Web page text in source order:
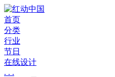
首页
分类
行业
节日
在线设计
. . .